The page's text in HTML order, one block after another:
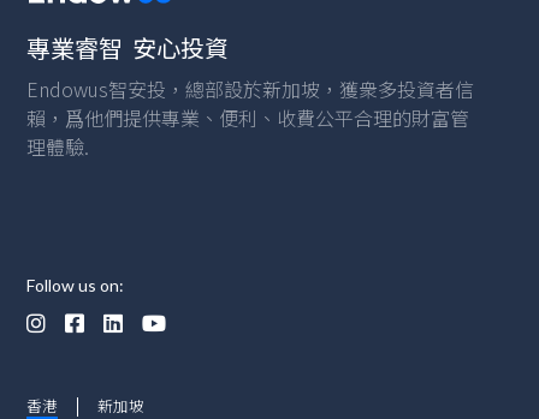
專業睿智 安心投資
Endowus智安投，總部設於新加坡，獲衆多投資者信
賴，爲他們提供專業、便利、收費公平合理的財富管
理體驗.
Follow us on:
   
香港 新加坡